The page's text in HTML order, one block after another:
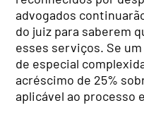
advogados
do juiz para saberem
esses serviços. Se
de especial
acréscimo de 25%
aplicável ao processo